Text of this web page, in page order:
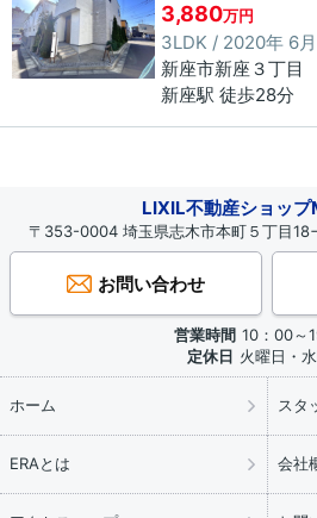
3,880万円
3LDK / 2020年 6月
新座市新座 ３丁目
新座駅 徒歩28分
LIXIL不動産ショップ
〒353-0004 埼玉県志木市本町５丁目
お問い合わせ
営業時間 10：00～
定休日 火曜日・
ホーム スタ
ERAとは 会社